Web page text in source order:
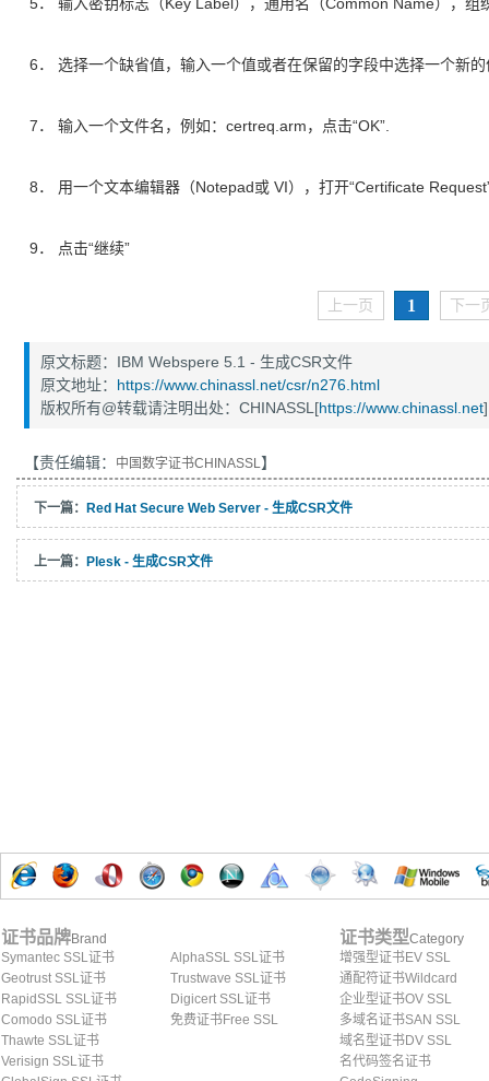
6． 选择一个缺省值，输入一个值或者在保留的字段中选择一个新
7． 输入一个文件名，例如：certreq.arm，点击“OK”.
8． 用一个文本编辑器（Notepad或 VI），打开“Certificate
9． 点击“继续”
上一页 1 下一
原文标题：IBM Webspere 5.1 - 生成CSR文件
原文地址： https://www.chinassl.net/csr/n276.html
版权所有@转载请注明出处：CHINASSL[https://www.chinassl.net]
【责任编辑： 中国数字证书CHINASSL】
下一篇： Red Hat Secure Web Server - 生成CSR文件
上一篇： Plesk - 生成CSR文件
证书品牌Brand
Symantec SSL证书
Geotrust SSL证书
RapidSSL SSL证书
Comodo SSL证书
Thawte SSL证书
Verisign SSL证书
AlphaSSL SSL证书
Trustwave SSL证书
Digicert SSL证书
免费证书Free SSL
证书类型Category
增强型证书EV SSL
通配符证书Wildcard
企业型证书OV SSL
多域名证书SAN SSL
域名型证书DV SSL
名代码签名证书